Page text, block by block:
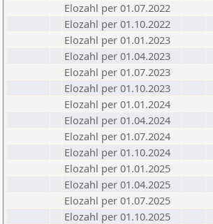
Elozahl per 01.07.2022
Elozahl per 01.10.2022
Elozahl per 01.01.2023
Elozahl per 01.04.2023
Elozahl per 01.07.2023
Elozahl per 01.10.2023
Elozahl per 01.01.2024
Elozahl per 01.04.2024
Elozahl per 01.07.2024
Elozahl per 01.10.2024
Elozahl per 01.01.2025
Elozahl per 01.04.2025
Elozahl per 01.07.2025
Elozahl per 01.10.2025